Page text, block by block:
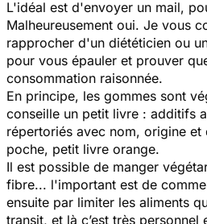
L'idéal est d'envoyer un mail,
Malheureusement oui. Je vous
rapprocher d'un diététicien ou
pour vous épauler et prouver
consommation raisonnée.
En principe, les gommes sont
conseille un petit livre : additifs
répertoriés avec nom, origine et
poche, petit livre orange.
Il est possible de manger
fibre... l'important est de
ensuite par limiter les aliments
transit, et là c’est très personnel